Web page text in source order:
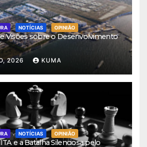
NOTÍCIAS OPINIÃO
Visões sobre o Desenvolvimento
2026 KUMA
NOTÍCIAS OPINIÃO
e a Batalha Silenciosa pelo